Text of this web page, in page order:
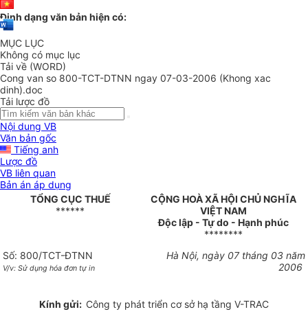
Định dạng văn bản hiện có:
MỤC LỤC
Không có mục lục
Tải về (WORD)
Cong van so 800-TCT-DTNN ngay 07-03-2006 (Khong xac
dinh).doc
Tải lược đồ
Nội dung VB
Văn bản gốc
Tiếng anh
Lược đồ
VB liên quan
Bản án áp dụng
TỔNG CỤC THUẾ
******
CỘNG HOÀ XÃ HỘI CHỦ NGHĨA
VIỆT NAM
Độc lập - Tự do - Hạnh phúc
********
Số: 800/TCT-ĐTNN
V/v: Sử dụng hóa đơn tự in
Hà Nội, ngày 07 tháng 03 năm
2006
Kính gửi: Công ty phát triển cơ sở hạ tầng V-TRAC